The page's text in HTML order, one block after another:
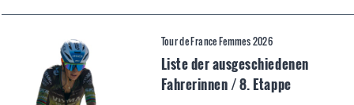
Tour de France Femmes 2026
Liste der ausgeschiedenen
Fahrerinnen / 8. Etappe